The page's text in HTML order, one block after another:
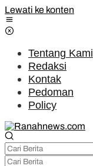
Lewati ke konten
Tentang Kami
Redaksi
Kontak
Pedoman
Policy